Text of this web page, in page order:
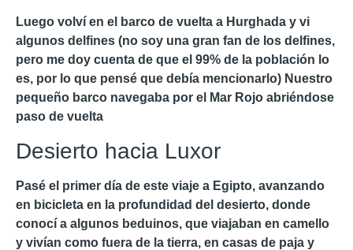
Luego volví en el barco de vuelta a Hurghada y vi
algunos delfines (no soy una gran fan de los delfines,
pero me doy cuenta de que el 99% de la población lo
es, por lo que pensé que debía mencionarlo) Nuestro
pequeño barco navegaba por el Mar Rojo abriéndose
paso de vuelta
Desierto hacia Luxor
Pasé el primer día de este viaje a Egipto, avanzando
en bicicleta en la profundidad del desierto, donde
conocí a algunos beduinos, que viajaban en camello
y vivían como fuera de la tierra, en casas de paja y